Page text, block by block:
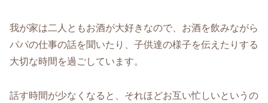
我が家は二人ともお酒が大好きなので、お酒を飲みながら
パパの仕事の話を聞いたり、子供達の様子を伝えたりする
大切な時間を過ごしています。
話す時間が少なくなると、それほどお互い忙しいというの